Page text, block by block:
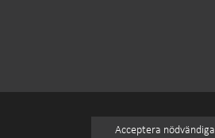
Acceptera nödvändiga